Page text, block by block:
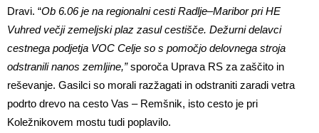
Dravi. “Ob 6.06 je na regionalni cesti Radlje–Maribor pri HE
Vuhred večji zemeljski plaz zasul cestišče. Dežurni delavci
cestnega podjetja VOC Celje so s pomočjo delovnega stroja
odstranili nanos zemljine,”sporoča Uprava RS za zaščito in
reševanje. Gasilci so morali razžagati in odstraniti zaradi vetra
podrto drevo na cesto Vas – Remšnik, isto cesto je pri
Koležnikovem mostu tudi poplavilo.